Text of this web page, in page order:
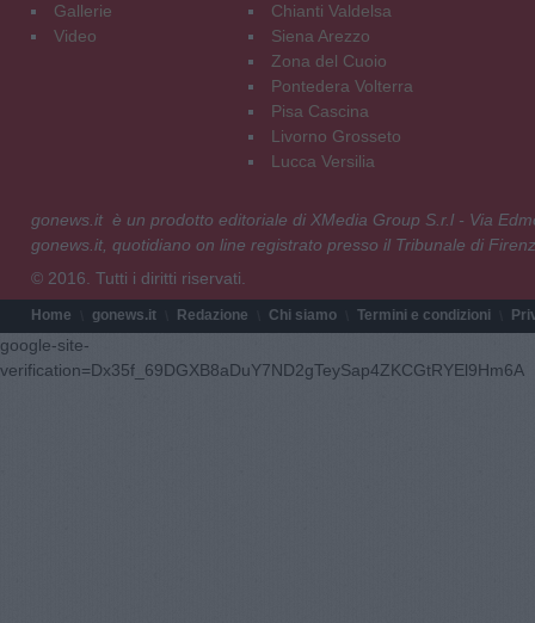
Gallerie
Video
Chianti Valdelsa
Siena Arezzo
Zona del Cuoio
Pontedera Volterra
Pisa Cascina
Livorno Grosseto
Lucca Versilia
gonews.it è un prodotto editoriale di XMedia Group S.r.l - Via
gonews.it, quotidiano on line registrato presso il Tribunale di
© 2016. Tutti i diritti riservati.
Home gonews.it Redazione Chi siamo Termini e condizioni
google-site-
verification=Dx35f_69DGXB8aDuY7ND2gTeySap4ZKCGtRYEl9Hm6A